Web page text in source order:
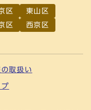
区
東山区
区
西京区
取扱い